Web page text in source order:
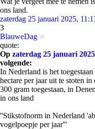
ons land.
zaterdag 25 januari 2025,
3
BlauweDag
quote:
Op zaterdag 25 januari
volgende:
In Nederland is het
hectare per jaar uit te stoten
300 gram toegestaan, in
in ons land
''Stikstofnorm in Nederland
vogelpoepje per jaar'''